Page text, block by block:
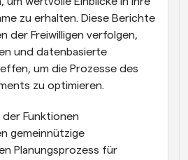
zu erhalten. Diese Berichte
der Freiwilligen verfolgen,
und datenbasierte
um die Prozesse des
zu optimieren.
Funktionen
gemeinnützige
Planungsprozess für